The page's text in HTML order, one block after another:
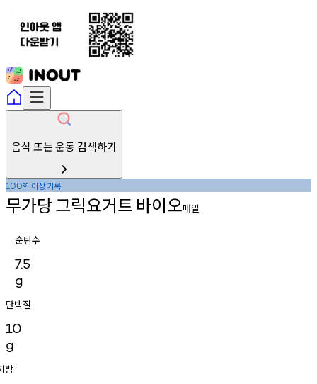
음식 또는 운동 검색하기
100회 이상기록
무가당그릭요거트 바이오매일
순탄수
7.5
g
단백질
10
g
방